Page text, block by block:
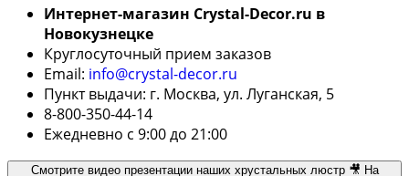
Интернет-магазин Crystal-Decor.ru в
Новокузнецке
Круглосуточный прием заказов
Email: info@crystal-decor.ru
Пункт выдачи: г. Москва, ул. Луганская, 5
8-800-350-44-14
Ежедневно с 9:00 до 21:00
Смотрите видео презентации наших хрустальных люстр 🎥 На